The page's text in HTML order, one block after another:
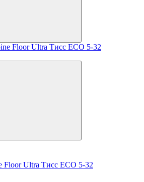
Ultra Тисс ЕСО 5-32